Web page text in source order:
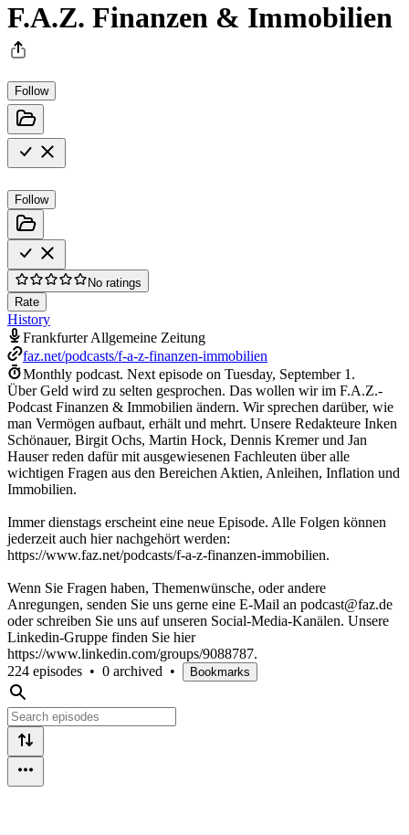
F.A.Z. Finanzen & Immobilien
Follow
Follow
No ratings
Rate
History
Frankfurter Allgemeine Zeitung
faz.net/podcasts/f-a-z-finanzen-immobilien
Monthly podcast. Next episode on Tuesday, September 1 .
Über Geld wird zu selten gesprochen. Das wollen wir im F.A.Z.-
Podcast Finanzen & Immobilien ändern. Wir sprechen darüber, wie
man Vermögen aufbaut, erhält und mehrt. Unsere Redakteure Inken
Schönauer, Birgit Ochs, Martin Hock, Dennis Kremer und Jan
Hauser reden dafür mit ausgewiesenen Fachleuten über alle
wichtigen Fragen aus den Bereichen Aktien, Anleihen, Inflation und
Immobilien.
Immer dienstags erscheint eine neue Episode. Alle Folgen können
jederzeit auch hier nachgehört werden:
https://www.faz.net/podcasts/f-a-z-finanzen-immobilien.
Wenn Sie Fragen haben, Themenwünsche, oder andere
Anregungen, senden Sie uns gerne eine E-Mail an podcast@faz.de
oder schreiben Sie uns auf unseren Social-Media-Kanälen. Unsere
Linkedin-Gruppe finden Sie hier
https://www.linkedin.com/groups/9088787.
224 episodes • 0 archived • Bookmarks